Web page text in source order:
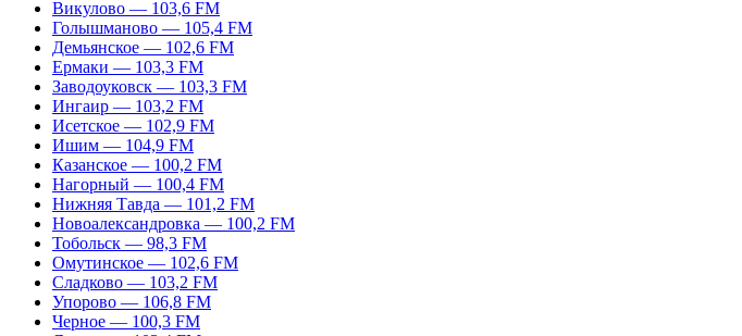
Викулово — 103,6 FM
Голышманово — 105,4 FM
Демьянское — 102,6 FM
Ермаки — 103,3 FM
Заводоуковск — 103,3 FM
Ингаир — 103,2 FM
Исетское — 102,9 FM
Ишим — 104,9 FM
Казанское — 100,2 FM
Нагорный — 100,4 FM
Нижняя Тавда — 101,2 FM
Новоалександровка — 100,2 FM
Тобольск — 98,3 FM
Омутинское — 102,6 FM
Сладково — 103,2 FM
Упорово — 106,8 FM
Черное — 100,3 FM